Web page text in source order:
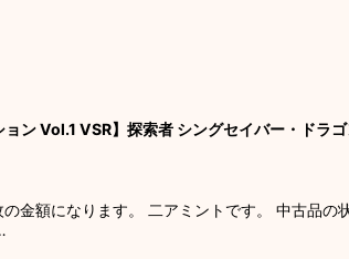
ョン Vol.1 VSR】探索者 シングセイバー・ド
金額になります。 二アミントです。 中古品